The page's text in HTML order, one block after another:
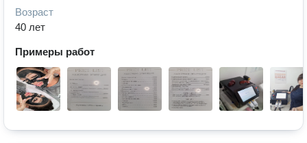
Возраст
40 лет
Примеры работ